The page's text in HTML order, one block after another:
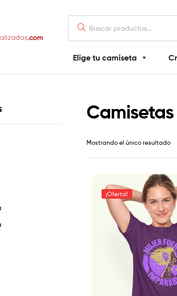
Elige tu camiseta
Mostrando el único resultado
¡Oferta!